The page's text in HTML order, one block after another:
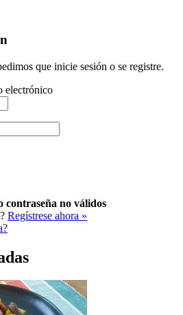
que inicie sesión o se registre.
electrónico
contraseña no válidos
Regístrese ahora »